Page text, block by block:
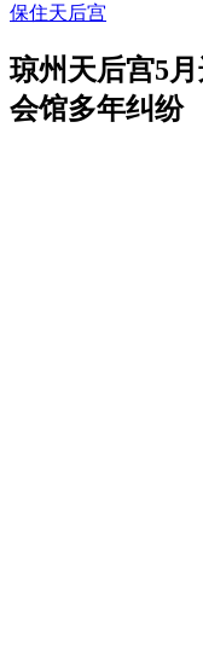
保住天后宫
琼州天后宫5
会馆多年纠纷